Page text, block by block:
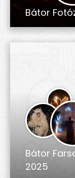
Bátor
Bátor
2025